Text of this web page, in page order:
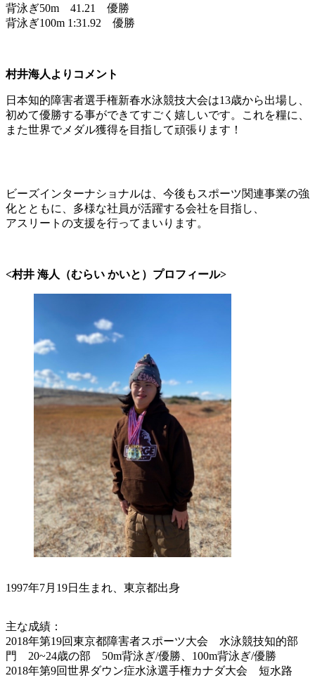
背泳ぎ50m 41.21 優勝
背泳ぎ100m 1:31.92 優勝
村井海人よりコメント
日本知的障害者選手権新春水泳競技大会は13歳から出場し、
初めて優勝する事ができてすごく嬉しいです。これを糧に、
また世界でメダル獲得を目指して頑張ります！
ビーズインターナショナルは、今後もスポーツ関連事業の強
化とともに、多様な社員が活躍する会社を目指し、
アスリートの支援を行ってまいります。
<村井 海人（むらい かいと）プロフィール>
1997年7月19日生まれ、東京都出身
主な成績：
2018年第19回東京都障害者スポーツ大会 水泳競技知的部
門 20~24歳の部 50m背泳ぎ/優勝、100m背泳ぎ/優勝
2018年第9回世界ダウン症水泳選手権カナダ大会 短水路